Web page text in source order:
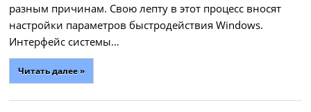
разным причинам. Свою лепту в этот процесс вносят
настройки параметров быстродействия Windows.
Интерфейс системы…
Читать далее »